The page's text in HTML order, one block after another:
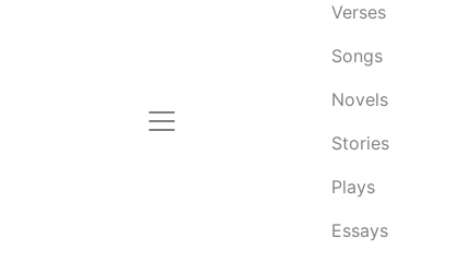
Verses
Songs
Novels
Stories
Plays
Essays